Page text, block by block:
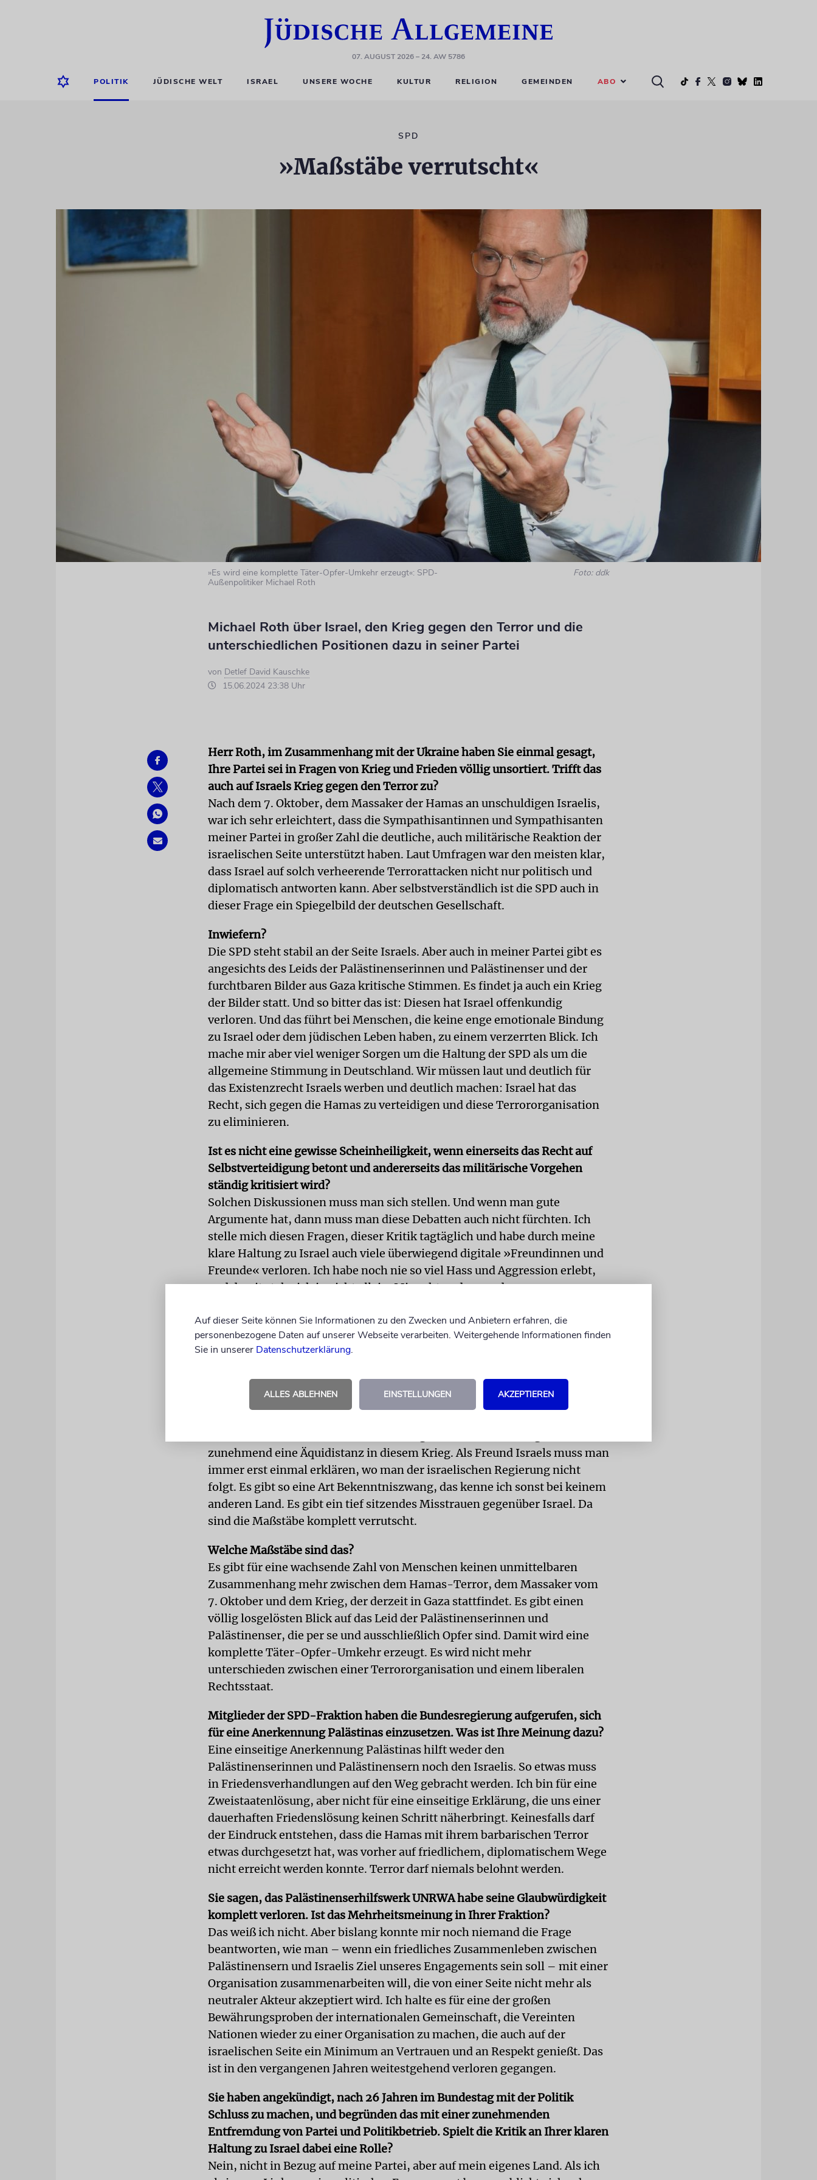
07. AUGUST 2026– 24. AW 5786
POLITIK JÜDISCHE WELT ISRAEL UNSERE WOCHE KULTUR RELIGION GEMEINDEN ABO
SPD
»Maßstäbe verrutscht«
»Es wird eine komplette Täter-Opfer-Umkehr erzeugt«: SPD-
Außenpolitiker Michael Roth
Foto: ddk
Michael Roth über Israel, den Krieg gegen den Terror und die
unterschiedlichen Positionen dazu in seiner Partei
von Detlef David Kauschke
15.06.2024 23:38 Uhr
Herr Roth, im Zusammenhang mit der Ukraine haben Sie einmal gesagt,
Ihre Partei sei in Fragen von Krieg und Frieden völlig unsortiert. Trifft das
auch auf Israels Krieg gegen den Terror zu?
Nach dem 7. Oktober, dem Massaker der Hamas an unschuldigen Israelis,
war ich sehr erleichtert, dass die Sympathisantinnen und Sympathisanten
meiner Partei in großer Zahl die deutliche, auch militärische Reaktion der
israelischen Seite unterstützt haben. Laut Umfragen war den meisten klar,
dass Israel auf solch verheerende Terrorattacken nicht nur politisch und
diplomatisch antworten kann. Aber selbstverständlich ist die SPD auch in
dieser Frage ein Spiegelbild der deutschen Gesellschaft.
Inwiefern?
Die SPD steht stabil an der Seite Israels. Aber auch in meiner Partei gibt es
angesichts des Leids der Palästinenserinnen und Palästinenser und der
furchtbaren Bilder aus Gaza kritische Stimmen. Es findet ja auch ein Krieg
der Bilder statt. Und so bitter das ist: Diesen hat Israel offenkundig
verloren. Und das führt bei Menschen, die keine enge emotionale Bindung
zu Israel oder dem jüdischen Leben haben, zu einem verzerrten Blick. Ich
mache mir aber viel weniger Sorgen um die Haltung der SPD als um die
allgemeine Stimmung in Deutschland. Wir müssen laut und deutlich für
das Existenzrecht Israels werben und deutlich machen: Israel hat das
Recht, sich gegen die Hamas zu verteidigen und diese Terrororganisation
zu eliminieren.
Ist es nicht eine gewisse Scheinheiligkeit, wenn einerseits das Recht auf
Selbstverteidigung betont und andererseits das militärische Vorgehen
ständig kritisiert wird?
Solchen Diskussionen muss man sich stellen. Und wenn man gute
Argumente hat, dann muss man diese Debatten auch nicht fürchten. Ich
stelle mich diesen Fragen, dieser Kritik tagtäglich und habe durch meine
klare Haltung zu Israel auch viele überwiegend digitale »Freundinnen und
Freunde« verloren. Ich habe noch nie so viel Hass und Aggression erlebt,
und damit stehe ich ja nicht allein. Mir geht es darum, dass unser
leeren Versprechen wird.
In Ihrer Fraktion ist zu hören, dass man nicht zulassen dürfe, dass die
Was meinen Sie?
Ich finde es schwierig, Israel permanent und lauter als andere zu
zunehmend eine Äquidistanz in diesem Krieg. Als Freund Israels muss man
immer erst einmal erklären, wo man der israelischen Regierung nicht
folgt. Es gibt so eine Art Bekenntniszwang, das kenne ich sonst bei keinem
anderen Land. Es gibt ein tief sitzendes Misstrauen gegenüber Israel. Da
sind die Maßstäbe komplett verrutscht.
Welche Maßstäbe sind das?
Es gibt für eine wachsende Zahl von Menschen keinen unmittelbaren
Zusammenhang mehr zwischen dem Hamas-Terror, dem Massaker vom
7. Oktober und dem Krieg, der derzeit in Gaza stattfindet. Es gibt einen
völlig losgelösten Blick auf das Leid der Palästinenserinnen und
Palästinenser, die per se und ausschließlich Opfer sind. Damit wird eine
komplette Täter-Opfer-Umkehr erzeugt. Es wird nicht mehr
unterschieden zwischen einer Terrororganisation und einem liberalen
Rechtsstaat.
Mitglieder der SPD-Fraktion haben die Bundesregierung aufgerufen, sich
für eine Anerkennung Palästinas einzusetzen. Was ist Ihre Meinung dazu?
Eine einseitige Anerkennung Palästinas hilft weder den
Palästinenserinnen und Palästinensern noch den Israelis. So etwas muss
in Friedensverhandlungen auf den Weg gebracht werden. Ich bin für eine
Zweistaatenlösung, aber nicht für eine einseitige Erklärung, die uns einer
dauerhaften Friedenslösung keinen Schritt näherbringt. Keinesfalls darf
der Eindruck entstehen, dass die Hamas mit ihrem barbarischen Terror
etwas durchgesetzt hat, was vorher auf friedlichem, diplomatischem Wege
nicht erreicht werden konnte. Terror darf niemals belohnt werden.
Sie sagen, das Palästinenserhilfswerk UNRWA habe seine Glaubwürdigkeit
komplett verloren. Ist das Mehrheitsmeinung in Ihrer Fraktion?
Das weiß ich nicht. Aber bislang konnte mir noch niemand die Frage
beantworten, wie man – wenn ein friedliches Zusammenleben zwischen
Palästinensern und Israelis Ziel unseres Engagements sein soll – mit einer
Organisation zusammenarbeiten will, die von einer Seite nicht mehr als
neutraler Akteur akzeptiert wird. Ich halte es für eine der großen
Bewährungsproben der internationalen Gemeinschaft, die Vereinten
Nationen wieder zu einer Organisation zu machen, die auch auf der
israelischen Seite ein Minimum an Vertrauen und an Respekt genießt. Das
ist in den vergangenen Jahren weitestgehend verloren gegangen.
Sie haben angekündigt, nach 26 Jahren im Bundestag mit der Politik
Schluss zu machen, und begründen das mit einer zunehmenden
Entfremdung von Partei und Politikbetrieb. Spielt die Kritik an Ihrer klaren
Haltung zu Israel dabei eine Rolle?
Nein, nicht in Bezug auf meine Partei, aber auf mein eigenes Land. Als ich
Auf dieser Seite können Sie Informationen zu den Zwecken und Anbietern erfahren, die
personenbezogene Daten auf unserer Webseite verarbeiten. Weitergehende Informationen finden
Sie in unserer Datenschutzerklärung.
ALLES ABLEHNEN EINSTELLUNGEN AKZEPTIEREN